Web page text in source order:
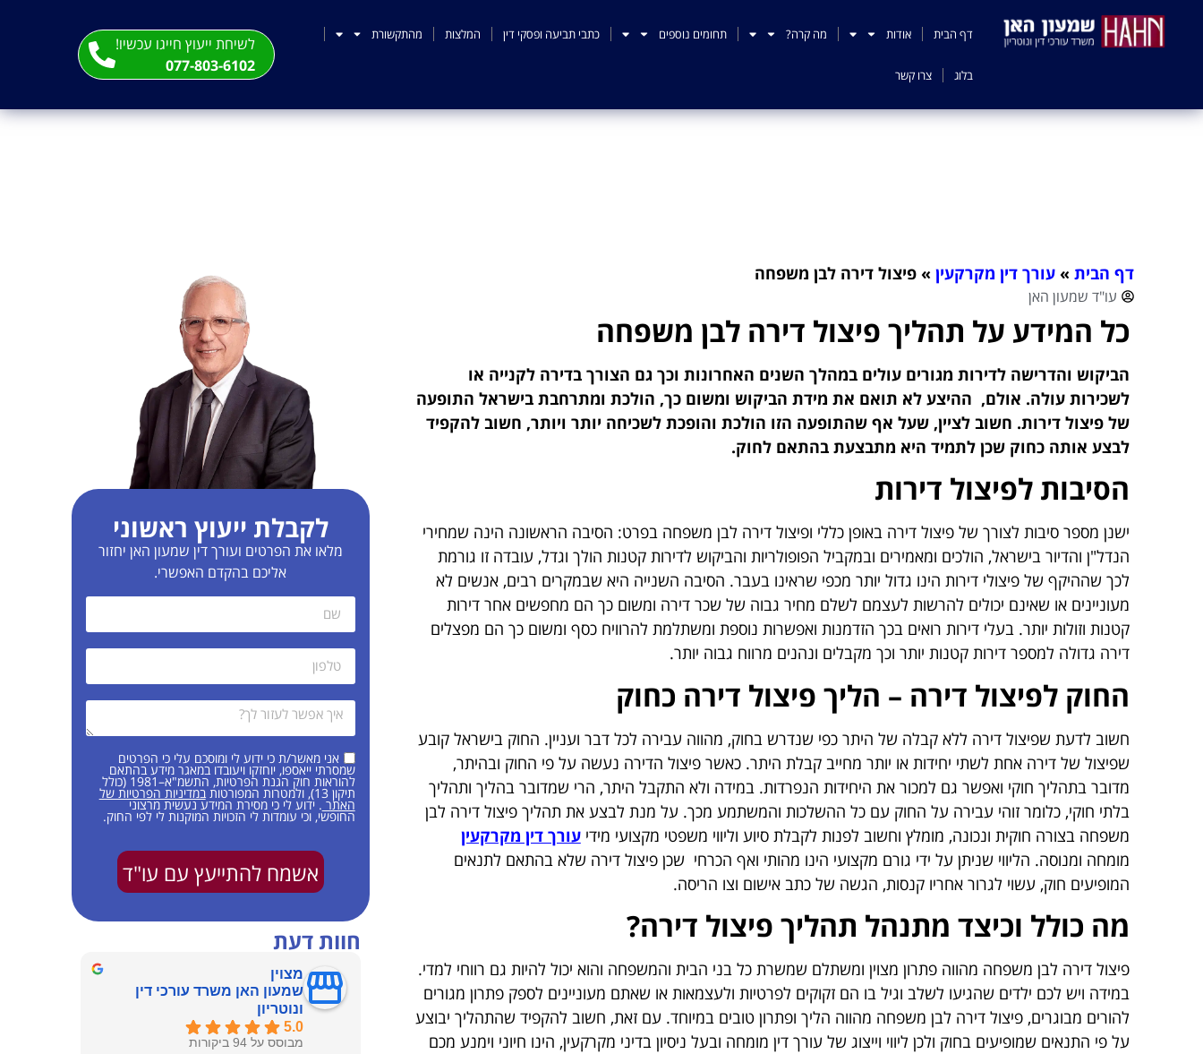
דף הבית אודות מה קרה? תחומים נוספים כתבי תביעה ופסקי דין המלצות מהתקשורת
בלוג צרו קשר
לשיחת ייעוץ חייגו עכשיו!
077-803-6102
דף הבית »עורך דין מקרקעין »פיצול דירה לבן משפחה
עו"ד שמעון האן
כל המידע על תהליך פיצול דירה לבן משפחה
הביקוש והדרישה לדירות מגורים עולים במהלך השנים האחרונות וכך גם הצורך בדירה לקנייה או
לשכירות עולה. אולם, ההיצע לא תואם את מידת הביקוש ומשום כך, הולכת ומתרחבת בישראל התופעה
של פיצול דירות. חשוב לציין, שעל אף שהתופעה הזו הולכת והופכת לשכיחה יותר ויותר, חשוב להקפיד
לבצע אותה כחוק שכן לתמיד היא מתבצעת בהתאם לחוק.
הסיבות לפיצול דירות
ישנן מספר סיבות לצורך של פיצול דירה באופן כללי ופיצול דירה לבן משפחה בפרט: הסיבה הראשונה הינה שמחירי
הנדל"ן והדיור בישראל, הולכים ומאמירים ובמקביל הפופולריות והביקוש לדירות קטנות הולך וגדל, עובדה זו גורמת
לכך שההיקף של פיצולי דירות הינו גדול יותר מכפי שראינו בעבר. הסיבה השנייה היא שבמקרים רבים, אנשים לא
מעוניינים או שאינם יכולים להרשות לעצמם לשלם מחיר גבוה של שכר דירה ומשום כך הם מחפשים אחר דירות
קטנות וזולות יותר. בעלי דירות רואים בכך הזדמנות ואפשרות נוספת ומשתלמת להרוויח כסף ומשום כך הם מפצלים
דירה גדולה למספר דירות קטנות יותר וכך מקבלים ונהנים מרווח גבוה יותר.
החוק לפיצול דירה – הליך פיצול דירה כחוק
חשוב לדעת שפיצול דירה ללא קבלה של היתר כפי שנדרש בחוק, מהווה עבירה לכל דבר ועניין. החוק בישראל קובע
שפיצול של דירה אחת לשתי יחידות או יותר מחייב קבלת היתר. כאשר פיצול הדירה נעשה על פי החוק ובהיתר,
מדובר בתהליך חוקי ואפשר גם למכור את היחידות הנפרדות. במידה ולא התקבל היתר, הרי שמדובר בהליך ותהליך
בלתי חוקי, כלומר זוהי עבירה על החוק עם כל ההשלכות והמשתמע מכך. על מנת לבצע את תהליך פיצול דירה לבן
משפחה בצורה חוקית ונכונה, מומלץ וחשוב לפנות לקבלת סיוע וליווי משפטי מקצועי מידיעורך דין מקרקעין
מומחה ומנוסה. הליווי שניתן על ידי גורם מקצועי הינו מהותי ואף הכרחי שכן פיצול דירה שלא בהתאם לתנאים
המופיעים חוק, עשוי לגרור אחריו קנסות, הגשה של כתב אישום וצו הריסה.
מה כולל וכיצד מתנהל תהליך פיצול דירה?
פיצול דירה לבן משפחה מהווה פתרון מצוין ומשתלם שמשרת כל בני הבית והמשפחה והוא יכול להיות גם רווחי למדי.
במידה ויש לכם ילדים שהגיעו לשלב וגיל בו הם זקוקים לפרטיות ולעצמאות או שאתם מעוניינים לספק פתרון מגורים
להורים מבוגרים, פיצול דירה לבן משפחה מהווה הליך ופתרון טובים במיוחד. עם זאת, חשוב להקפיד שהתהליך יבוצע
על פי התנאים שמופיעים בחוק ולכן ליווי וייצוג של עורך דין מומחה ובעל ניסיון בדיני מקרקעין, הינו חיוני וימנע מכם
לקבלת ייעוץ ראשוני
מלאו את הפרטים ועורך דין שמעון האן יחזור
אליכם בהקדם האפשרי.
אני מאשר/ת כי ידוע לי ומוסכם עלי כי הפרטים
שמסרתי ייאספו, יוחזקו ויעובדו במאגר מידע בהתאם
להוראות חוק הגנת הפרטיות, התשמ"א–1981 (כולל
תיקון 13), ולמטרות המפורטות במדיניות הפרטיות של
האתר . ידוע לי כי מסירת המידע נעשית מרצוני
החופשי, וכי עומדות לי הזכויות המוקנות לי לפי החוק.
אשמח להתייעץ עם עו"ד
חוות דעת
מצוין
שמעון האן משרד עורכי דין
ונוטריון
5.0
מבוסס על 94 ביקורות